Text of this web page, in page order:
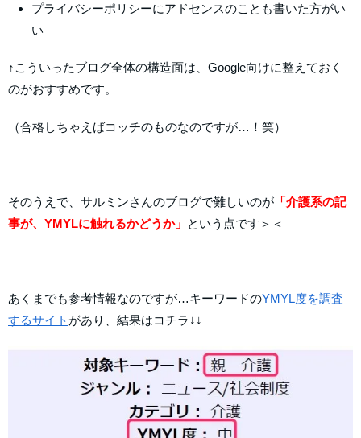
プライバシーポリシーにアドセンスのことも書いた方がい
い
↑こういったブログ全体の構造面は、Google向けに整えておく
のがおすすめです。
（合格しちゃえばコッチのものなのですが…！笑）
そのうえで、サルミンさんのブログで難しいのが 「介護系の記
事が、YMYLに触れるかどうか」 という点です＞＜
あくまでも参考情報なのですが…キーワードのYMYL度を調査
するサイト があり、結果はコチラ↓↓